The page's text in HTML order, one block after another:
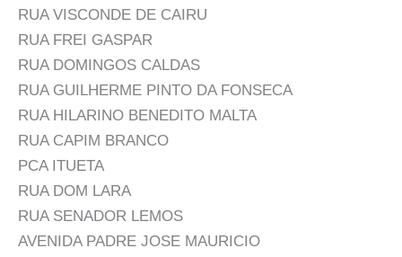
RUA VISCONDE DE CAIRU
RUA FREI GASPAR
RUA DOMINGOS CALDAS
RUA GUILHERME PINTO DA FONSECA
RUA HILARINO BENEDITO MALTA
RUA CAPIM BRANCO
PCA ITUETA
RUA DOM LARA
RUA SENADOR LEMOS
AVENIDA PADRE JOSE MAURICIO